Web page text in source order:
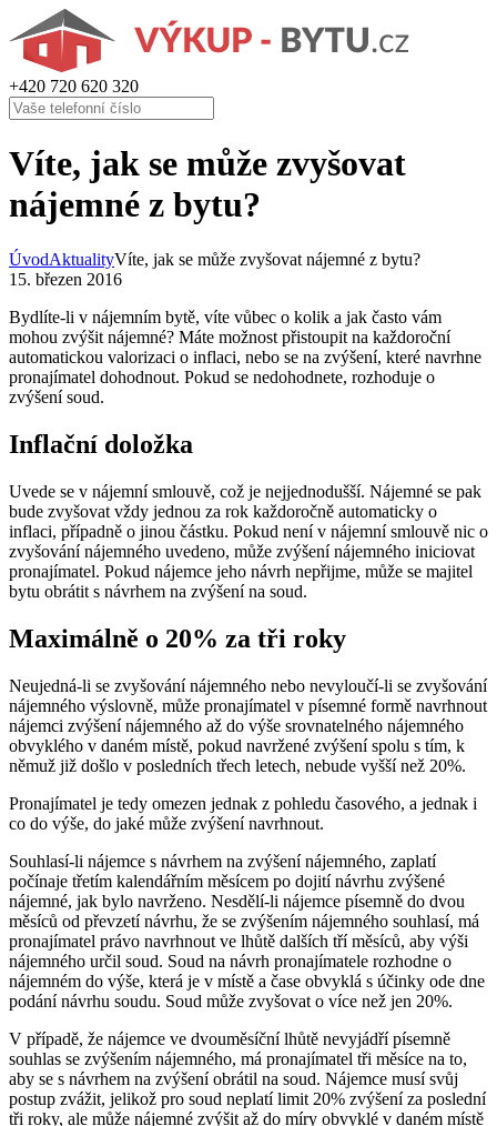
+420 720 620 320
Víte, jak se může zvyšovat
nájemné z bytu?
ÚvodAktualityVíte, jak se může zvyšovat nájemné z bytu?
15. březen 2016
Bydlíte-li v nájemním bytě, víte vůbec o kolik a jak často vám
mohou zvýšit nájemné? Máte možnost přistoupit na každoroční
automatickou valorizaci o inflaci, nebo se na zvýšení, které navrhne
pronajímatel dohodnout. Pokud se nedohodnete, rozhoduje o
zvýšení soud.
Inflační doložka
Uvede se v nájemní smlouvě, což je nejjednodušší. Nájemné se pak
bude zvyšovat vždy jednou za rok každoročně automaticky o
inflaci, případně o jinou částku. Pokud není v nájemní smlouvě nic o
zvyšování nájemného uvedeno, může zvýšení nájemného iniciovat
pronajímatel. Pokud nájemce jeho návrh nepřijme, může se majitel
bytu obrátit s návrhem na zvýšení na soud.
Maximálně o 20% za tři roky
Neujedná-li se zvyšování nájemného nebo nevyloučí-li se zvyšování
nájemného výslovně, může pronajímatel v písemné formě navrhnout
nájemci zvýšení nájemného až do výše srovnatelného nájemného
obvyklého v daném místě, pokud navržené zvýšení spolu s tím, k
němuž již došlo v posledních třech letech, nebude vyšší než 20%.
Pronajímatel je tedy omezen jednak z pohledu časového, a jednak i
co do výše, do jaké může zvýšení navrhnout.
Souhlasí-li nájemce s návrhem na zvýšení nájemného, zaplatí
počínaje třetím kalendářním měsícem po dojití návrhu zvýšené
nájemné, jak bylo navrženo. Nesdělí-li nájemce písemně do dvou
měsíců od převzetí návrhu, že se zvýšením nájemného souhlasí, má
pronajímatel právo navrhnout ve lhůtě dalších tří měsíců, aby výši
nájemného určil soud. Soud na návrh pronajímatele rozhodne o
nájemném do výše, která je v místě a čase obvyklá s účinky ode dne
podání návrhu soudu. Soud může zvyšovat o více než jen 20%.
V případě, že nájemce ve dvouměsíční lhůtě nevyjádří písemně
souhlas se zvýšením nájemného, má pronajímatel tři měsíce na to,
aby se s návrhem na zvýšení obrátil na soud. Nájemce musí svůj
postup zvážit, jelikož pro soud neplatí limit 20% zvýšení za poslední
tři roky, ale může nájemné zvýšit až do míry obvyklé v daném místě